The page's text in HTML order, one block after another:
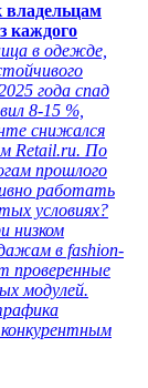
владельцам
каждого
в одежде,
года спад
8-15 %,
снижался
Retail.ru. По
прошлого
работать
условиях?
низком
в fashion-
проверенные
модулей.